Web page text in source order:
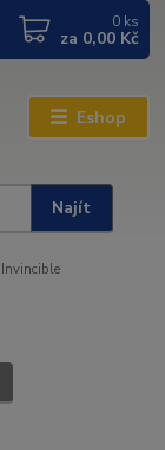
Eshop
Najít
0 ks
za 0,00 Kč